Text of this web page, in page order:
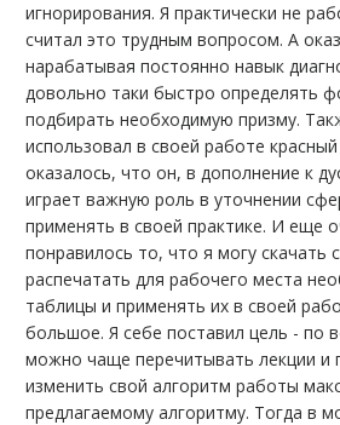
игнорирования. Я практически не
считал это трудным вопросом. А
нарабатывая постоянно навык
довольно таки быстро определять
подбирать необходимую призму.
использовал в своей работе
оказалось, что он, в дополнение к
играет важную роль в уточнении
применять в своей практике. И еще
понравилось то, что я могу скачать
распечатать для рабочего места
таблицы и применять их в своей
большое. Я себе поставил цель - по
можно чаще перечитывать лекции и
изменить свой алгоритм работы
предлагаемому алгоритму. Тогда в